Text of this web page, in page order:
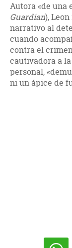
Autora «de una
Guardian),
narrativo al
cuando
contra el
cautivadora a
personal,
ni un ápice de